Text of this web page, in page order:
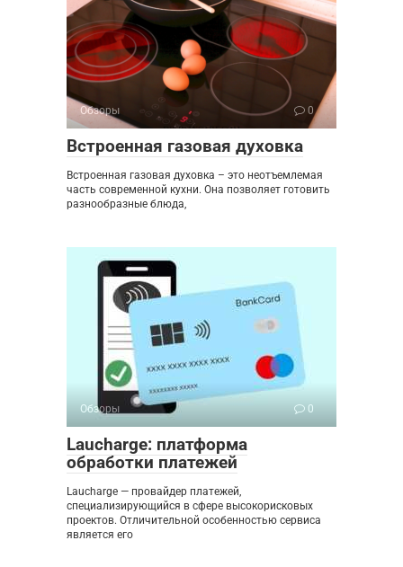
Обзоры 0
Встроенная газовая духовка
Встроенная газовая духовка – это неотъемлемая
часть современной кухни. Она позволяет готовить
разнообразные блюда,
Обзоры 0
Laucharge: платформа
обработки платежей
Laucharge — провайдер платежей,
специализирующийся в сфере высокорисковых
проектов. Отличительной особенностью сервиса
является его